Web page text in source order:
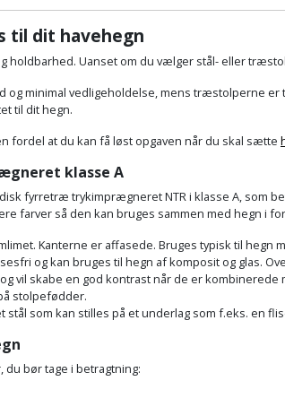
til dit havehegn
holdbarhed. Uanset om du vælger stål- eller
minimal vedligeholdelse, mens træstolperne
til dit hegn.
fordel at du kan få løst opgaven når du skal sætte
klasse A
fyrretræ trykimprægneret NTR i klasse A, som
farver så den kan bruges sammen med hegn i
Kanterne er affasede. Bruges typisk til hegn
og kan bruges til hegn af komposit og glas.
vil skabe en god kontrast når de er
stolpefødder.
som kan stilles på et underlag som f.eks. en
bør tage i betragtning: